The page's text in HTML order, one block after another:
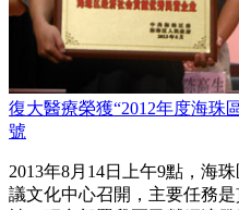
復大醫療榮獲“2012年度海珠
號
2013年8月14日上午9點，海
議文化中心召開，主要任務